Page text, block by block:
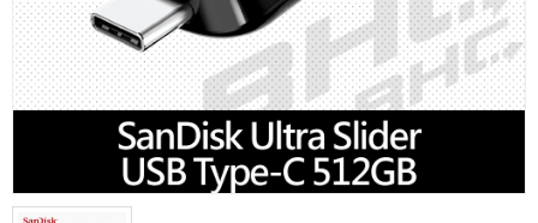
華碩品牌桌上型組裝機
處理器
記憶體
INTEL主機板
AMD主機板